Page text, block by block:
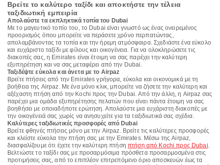
Βρείτε το καλύτερο ταξίδι και αποκτήστε την τέλεια
ταξιδιωτική εμπειρία
Απολαύστε τα εκπληκτικά τοπία του Dubai
Με το μαγευτικό τοπίο του, το Dubai είναι γνωστό ως ένας ονειρεμένος
προορισμός όπου μπορείτε να περάσετε χρόνο περπατώντας,
απολαμβάνοντας τα τοπία και την ήρεμη ατμόσφαιρα. Σχεδιάστε ένα εύκολο
και ευχάριστο ταξίδι με φίλους και οικογένεια. Για να ολοκληρώσετε τις
διακοπές σας, η Emirates είναι έτοιμη να σας παρέχει την καλύτερη
εξυπηρέτηση και να σας μεταφέρει από την Dubai.
Ταξιδέψτε εύκολα και άνετα με το Airpaz
Βρείτε πτήσεις από την Emirates γρήγορα, εύκολα και οικονομικά με τη
βοήθεια της Airpaz. Με ένα μόνο κλικ, μπορείτε να ζήσετε την καλύτερη και
αξέχαστη πτήση από την Kochi προς την Dubai. Από την άλλη, η Airpaz σας
παρέχει μια ομάδα εξυπηρέτησης πελατών που είναι πάντα έτοιμη να σας
βοηθήσει με οποιαδήποτε ερώτηση. Απολαύστε μια ευχάριστη διακοπές με
την οικογένειά σας χωρίς να ανησυχείτε για τα ταξιδιωτικά σας σχέδια.
Καλύτερες ταξιδιωτικές προσφορές από Dubai
Βρείτε φθηνές πτήσεις μόνο με την Airpaz. Βρείτε τις καλύτερες προσφορές
και κλείστε εύκολα την πτήση σας με την Emirates. Μέσω της Airpaz,
διασφαλίζουμε ότι έχετε την καλύτερη πτήσηπτήση από Kochi προς Dubai.
Βελτιώστε το ταξίδι σας με προσαρμόσιμα πρόσθετα προσαρμοσμένα στις
προτιμήσεις σας, από το επιπλέον επιτρεπόμενο όριο αποσκευών έως τα